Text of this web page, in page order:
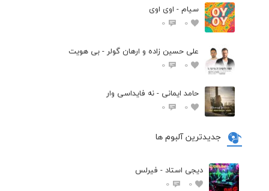
سیام - اوی اوی
0
0
علی حسین زاده و ارهان گولر - بی هویت
0
0
حامد ایمانی - نه فایداسی وار
0
0
جدیدترین آلبوم ها
دیجی استاد - فیرلس
0
0